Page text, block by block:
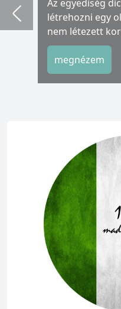
Az egyediség
létrehozni egy
nem létezett
megnézem